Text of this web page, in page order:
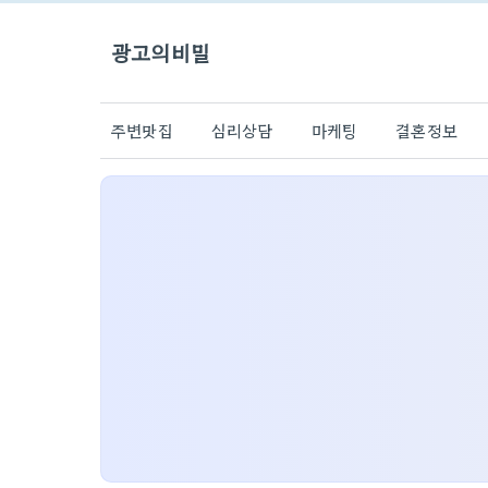
광고의비밀
주변맛집 심리상담 마케팅 결혼정보